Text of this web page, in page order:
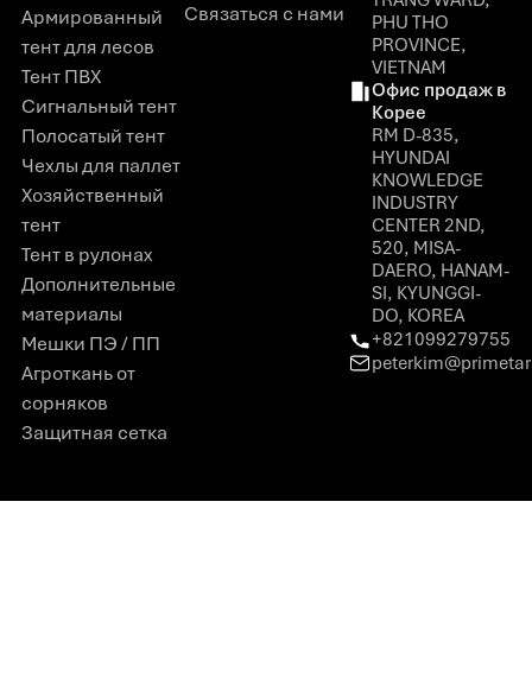
Армированный
тент для лесов
Тент ПВХ
Сигнальный тент
Полосатый тент
Чехлы для паллет
Хозяйственный
тент
Тент в рулонах
Дополнительные
материалы
Мешки ПЭ / ПП
Агроткань от
сорняков
Защитная сетка
Связаться с нами
PHU THO
PROVINCE,
VIETNAM
Офис продаж в
Корее
RM D-835,
HYUNDAI
KNOWLEDGE
INDUSTRY
CENTER 2ND,
520, MISA-
DAERO, HANAM-
SI, KYUNGGI-
DO, KOREA
+821099279755